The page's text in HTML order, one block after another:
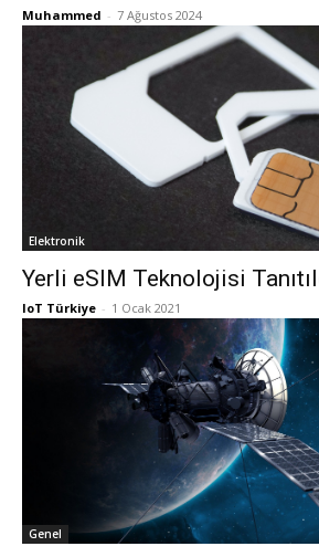
Muhammed - 7 Ağustos 2024
Elektronik
Yerli eSIM Teknolojisi
IoT Türkiye - 1 Ocak 2021
Genel